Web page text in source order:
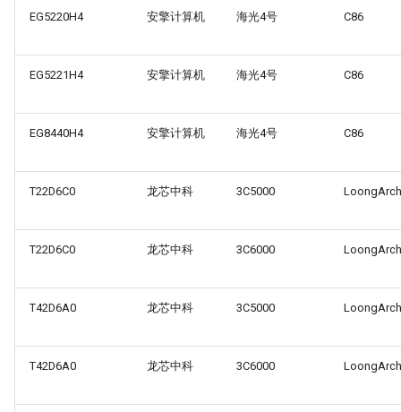
EG5220H4 安擎计算机 海光4号 C86
EG5221H4 安擎计算机 海光4号 C86
EG8440H4 安擎计算机 海光4号 C86
T22D6C0 龙芯中科 3C5000 LoongArch
T22D6C0 龙芯中科 3C6000 LoongArch
T42D6A0 龙芯中科 3C5000 LoongArch
T42D6A0 龙芯中科 3C6000 LoongArch